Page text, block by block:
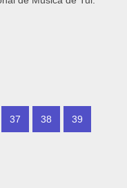
para cubrir
37 38 39